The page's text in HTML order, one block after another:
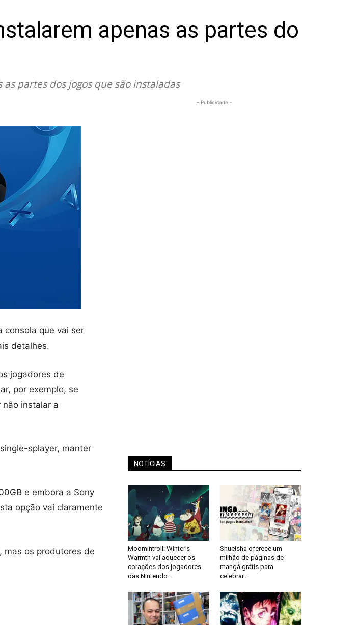
apenas as partes do
partes dos jogos que são instaladas
consola que vai ser
detalhes.
jogadores de
por exemplo, se
instalar a
splayer, manter
e embora a Sony
opção vai claramente
mas os produtores de
- Publicidade -
NOTÍCIAS
Moomintroll: Winter’s
Warmth vai aquecer os
corações dos jogadores
das Nintendo...
Shueisha oferece um
milhão de páginas de
mangá grátis para
celebrar...